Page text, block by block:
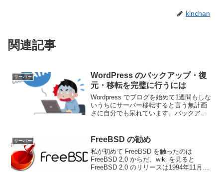
kinchan
関連記事
サーバー
WordPress のバックアップ・復
元・移転を完璧に行うには
Wordpress でブログを始めて1週間もしな
いうちにサーバー移転すると言う無計画
さに自分でも呆れています。バックアッ
インがあるから簡単なんじゃ無いの？と
思っていたん...
サーバー FreeBSD の勧め
私が初めて FreeBSD を触ったのは
FreeBSD 2.0 からだ。wiki を見ると
FreeBSD 2.0 のリリースは1994年11月22